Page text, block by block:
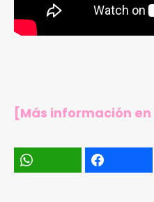
[Más información en